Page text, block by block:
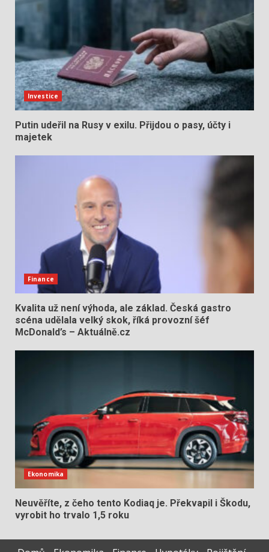
Investice
Putin udeřil na Rusy v exilu. Přijdou o pasy, účty i
majetek
Finance
Kvalita už není výhoda, ale základ. Česká gastro
scéna udělala velký skok, říká provozní šéf
McDonald’s – Aktuálně.cz
Ekonomika
Neuvěříte, z čeho tento Kodiaq je. Překvapil i Škodu,
vyrobit ho trvalo 1,5 roku